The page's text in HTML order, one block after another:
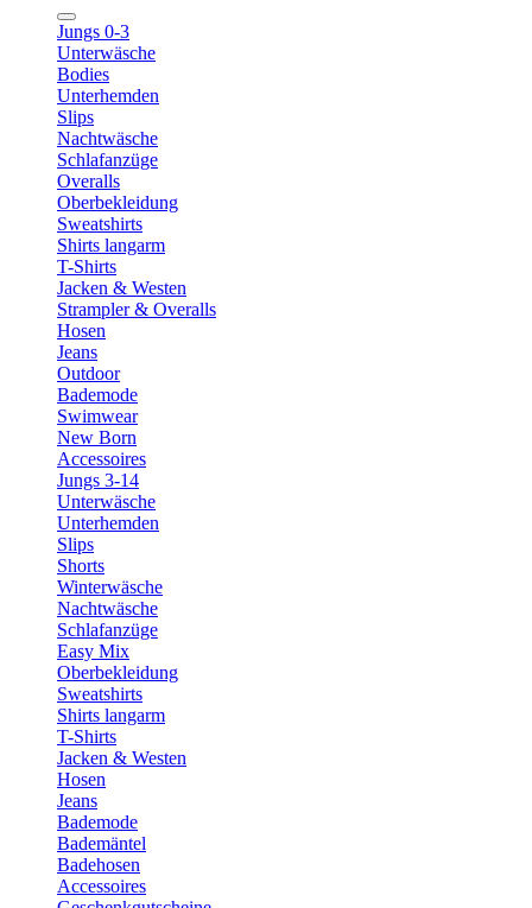
Jungs 0-3
Unterwäsche
Bodies
Unterhemden
Slips
Nachtwäsche
Schlafanzüge
Overalls
Oberbekleidung
Sweatshirts
Shirts langarm
T-Shirts
Jacken & Westen
Strampler & Overalls
Hosen
Jeans
Outdoor
Bademode
Swimwear
New Born
Accessoires
Jungs 3-14
Unterwäsche
Unterhemden
Slips
Shorts
Winterwäsche
Nachtwäsche
Schlafanzüge
Easy Mix
Oberbekleidung
Sweatshirts
Shirts langarm
T-Shirts
Jacken & Westen
Hosen
Jeans
Bademode
Bademäntel
Badehosen
Accessoires